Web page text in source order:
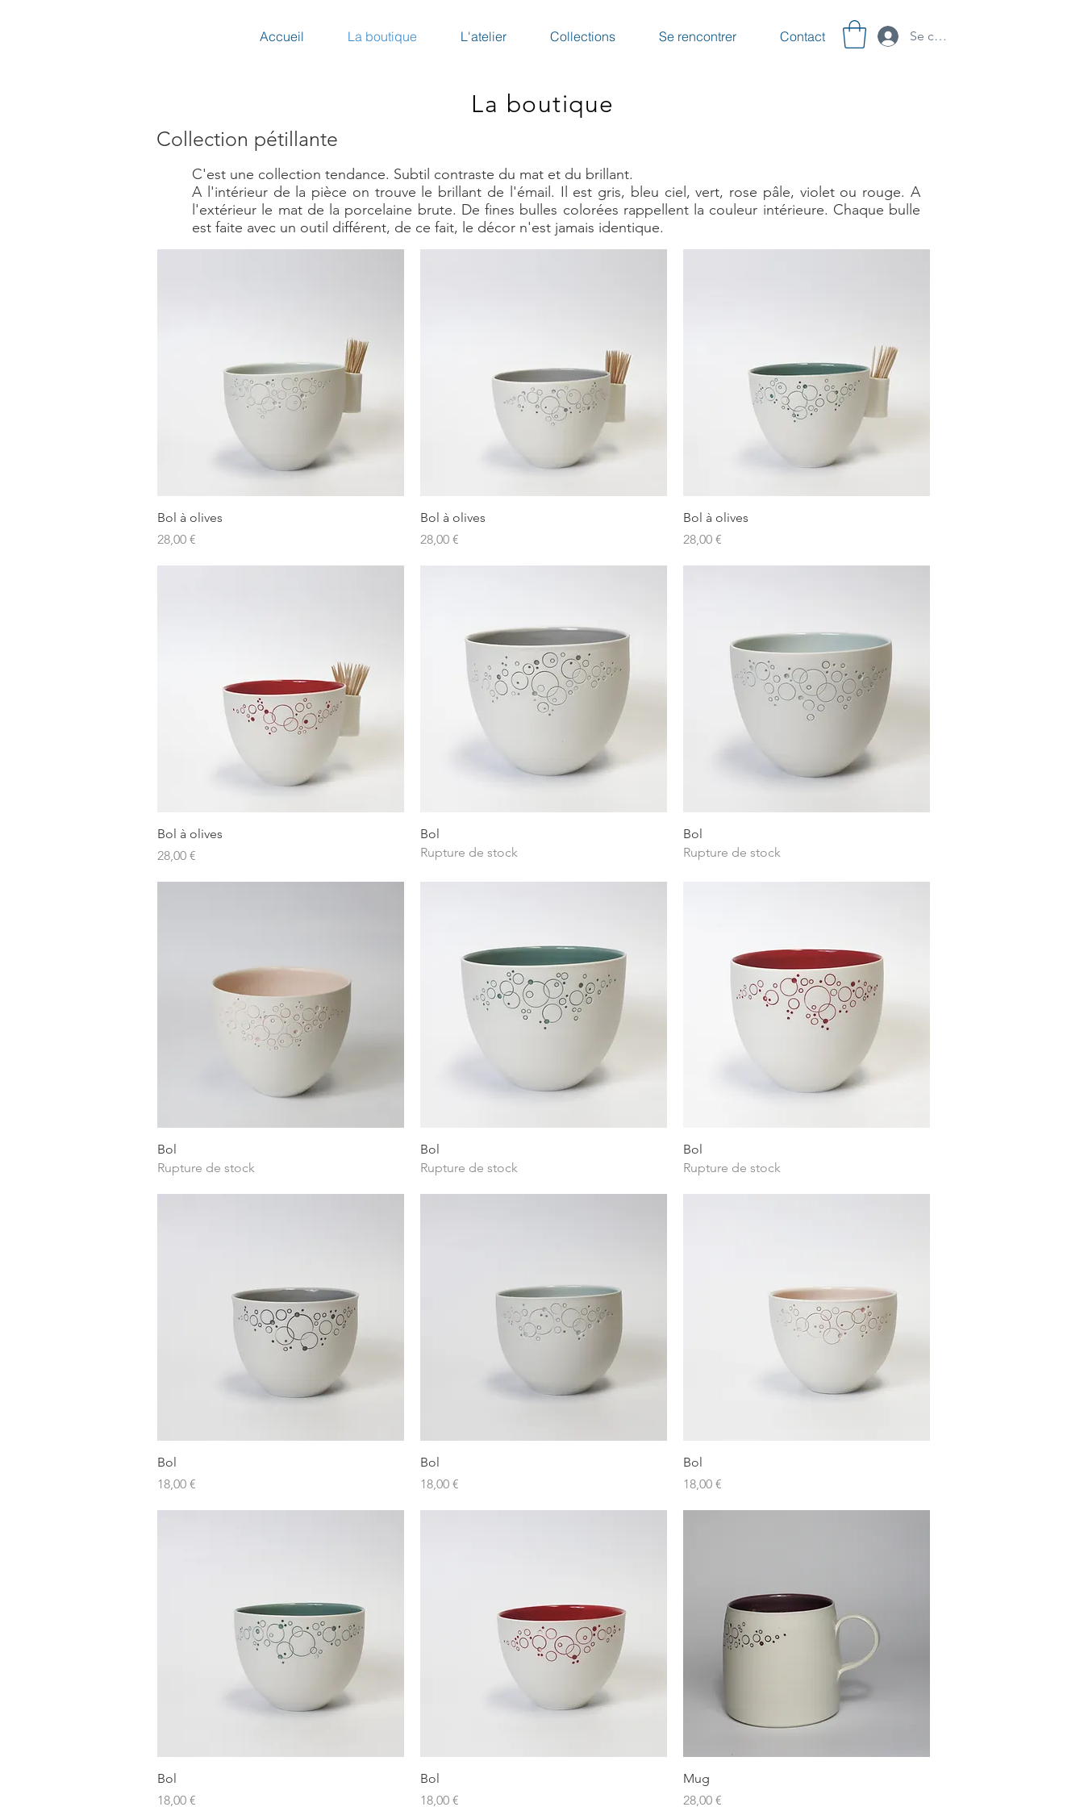
Accueil La boutique L'atelier Collections Se rencontrer Contact Se connecter
La boutique
Collection pétillante
C'est une collection tendance. Subtil contraste du mat et du brillant.
A l'intérieur de la pièce on trouve le brillant de l'émail. Il est gris, bleu ciel, vert, rose pâle, violet ou rouge. A
l'extérieur le mat de la porcelaine brute. De fines bulles colorées rappellent la couleur intérieure. Chaque bulle
est faite avec un outil différent, de ce fait, le décor n'est jamais identique.
Bol à olives
Prix
28,00 €
Bol à olives
Prix
28,00 €
Bol à olives
Prix
28,00 €
Bol à olives
Prix
28,00 €
Bol
Rupture de stock
Bol
Rupture de stock
Bol
Rupture de stock
Bol
Rupture de stock
Bol
Rupture de stock
Bol
Prix
18,00 €
Bol
Prix
18,00 €
Bol
Prix
18,00 €
Bol
Prix
18,00 €
Bol
Prix
18,00 €
Mug
Prix
28,00 €